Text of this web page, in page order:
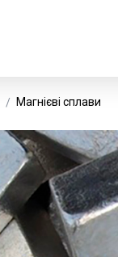
Магнієві сплави